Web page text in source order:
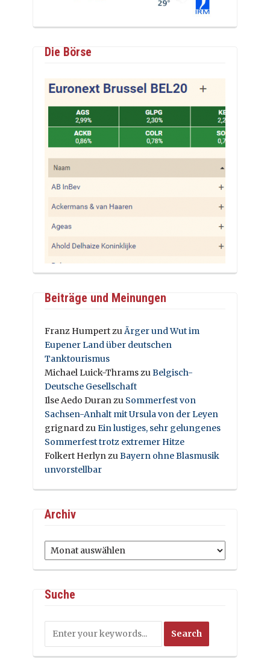
Die Börse
Beiträge und Meinungen
Franz HumpertzuÄrger und Wut im
Eupener Land über deutschen
Tanktourismus
Michael Luick-ThramszuBelgisch-
Deutsche Gesellschaft
Ilse Aedo Duranzu Sommerfest von
Sachsen-Anhalt mit Ursula von der Leyen
grignardzuEin lustiges, sehr gelungenes
Sommerfest trotz extremer Hitze
Folkert HerlynzuBayern ohne Blasmusik
unvorstellbar
Archiv
Archiv
Suche